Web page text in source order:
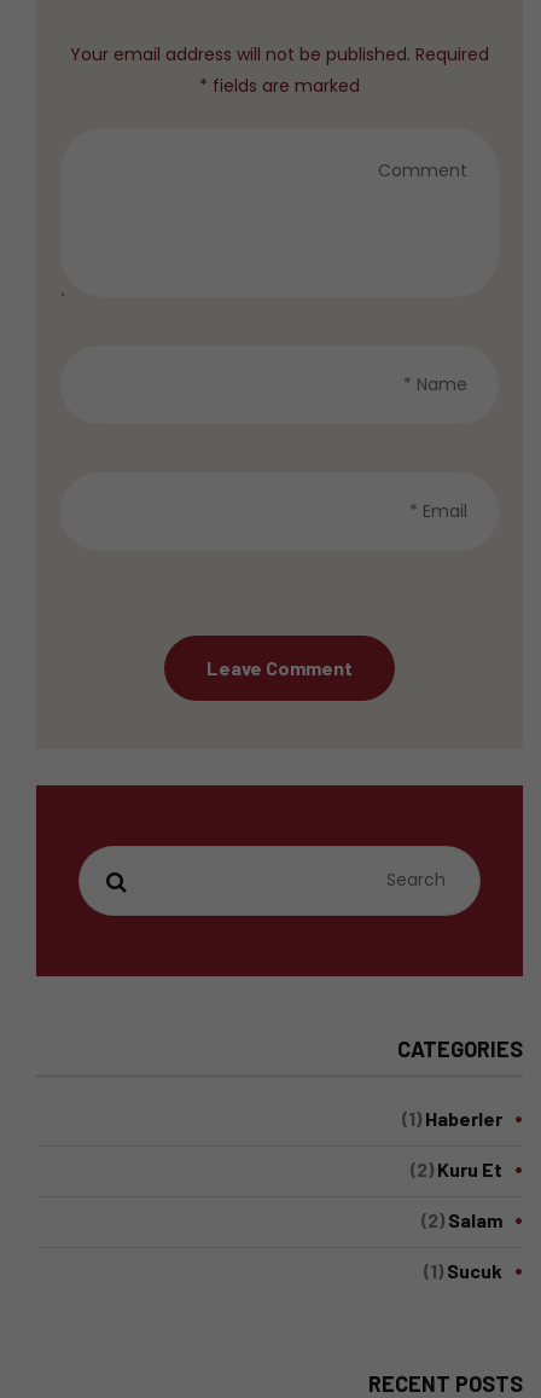
Your email address will not be published. Required
fields are marked *
CATEGORIES
Haberler
(1)
Kuru Et
(2)
Salam
(2)
Sucuk
(1)
RECENT POSTS